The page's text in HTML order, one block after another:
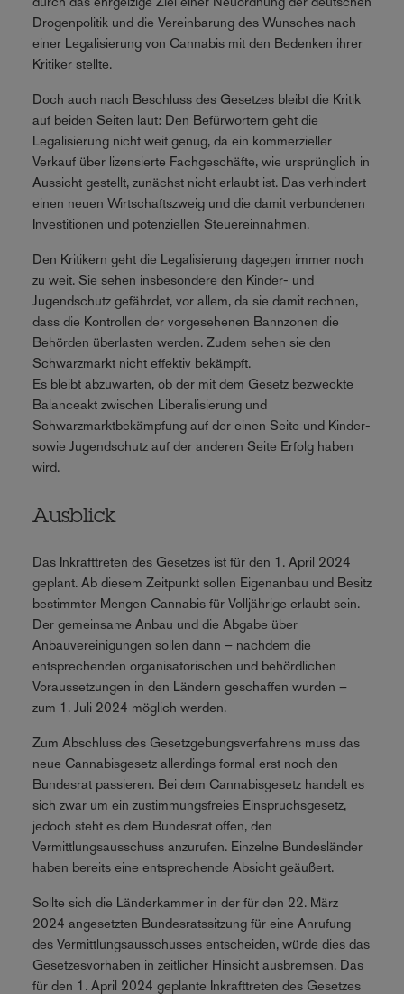
Drogenpolitik und die Vereinbarung des Wunsches nach
einer Legalisierung von Cannabis mit den Bedenken ihrer
Kritiker stellte.
Doch auch nach Beschluss des Gesetzes bleibt die Kritik
auf beiden Seiten laut: Den Befürwortern geht die
Legalisierung nicht weit genug, da ein kommerzieller
Verkauf über lizensierte Fachgeschäfte, wie ursprünglich in
Aussicht gestellt, zunächst nicht erlaubt ist. Das verhindert
einen neuen Wirtschaftszweig und die damit verbundenen
Investitionen und potenziellen Steuereinnahmen.
Den Kritikern geht die Legalisierung dagegen immer noch
zu weit. Sie sehen insbesondere den Kinder- und
Jugendschutz gefährdet, vor allem, da sie damit rechnen,
dass die Kontrollen der vorgesehenen Bannzonen die
Behörden überlasten werden. Zudem sehen sie den
Schwarzmarkt nicht effektiv bekämpft.
Es bleibt abzuwarten, ob der mit dem Gesetz bezweckte
Balanceakt zwischen Liberalisierung und
Schwarzmarktbekämpfung auf der einen Seite und Kinder-
sowie Jugendschutz auf der anderen Seite Erfolg haben
wird.
Ausblick
Das Inkrafttreten des Gesetzes ist für den 1. April 2024
geplant. Ab diesem Zeitpunkt sollen Eigenanbau und Besitz
bestimmter Mengen Cannabis für Volljährige erlaubt sein.
Der gemeinsame Anbau und die Abgabe über
Anbauvereinigungen sollen dann – nachdem die
entsprechenden organisatorischen und behördlichen
Voraussetzungen in den Ländern geschaffen wurden –
zum 1. Juli 2024 möglich werden.
Zum Abschluss des Gesetzgebungsverfahrens muss das
neue Cannabisgesetz allerdings formal erst noch den
Bundesrat passieren. Bei dem Cannabisgesetz handelt es
sich zwar um ein zustimmungsfreies Einspruchsgesetz,
jedoch steht es dem Bundesrat offen, den
Vermittlungsausschuss anzurufen. Einzelne Bundesländer
haben bereits eine entsprechende Absicht geäußert.
Sollte sich die Länderkammer in der für den 22. März
2024 angesetzten Bundesratssitzung für eine Anrufung
des Vermittlungsausschusses entscheiden, würde dies das
Gesetzesvorhaben in zeitlicher Hinsicht ausbremsen. Das
für den 1. April 2024 geplante Inkrafttreten des Gesetzes